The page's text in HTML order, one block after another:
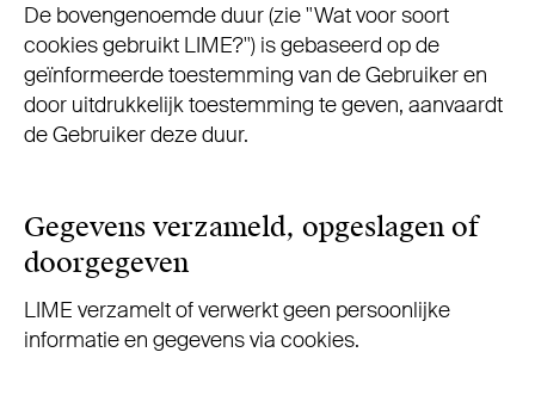
De bovengenoemde duur (zie "Wat voor soort
cookies gebruikt LIME?") is gebaseerd op de
geïnformeerde toestemming van de Gebruiker en
door uitdrukkelijk toestemming te geven, aanvaardt
de Gebruiker deze duur.
Gegevens verzameld, opgeslagen of
doorgegeven
LIME verzamelt of verwerkt geen persoonlijke
informatie en gegevens via cookies.